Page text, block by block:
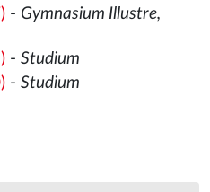
- Gymnasium Illustre,
- Studium
- Studium